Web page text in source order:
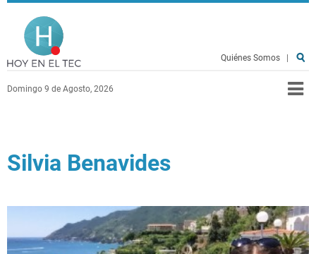
Pasar al contenido principal
Domingo 9 de Agosto, 2026
Quiénes Somos
Silvia Benavides